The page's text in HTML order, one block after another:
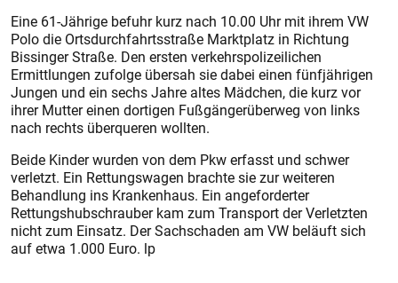
Eine 61-Jährige befuhr kurz nach 10.00 Uhr mit ihrem VW
Polo die Ortsdurchfahrtsstraße Marktplatz in Richtung
Bissinger Straße. Den ersten verkehrspolizeilichen
Ermittlungen zufolge übersah sie dabei einen fünfjährigen
Jungen und ein sechs Jahre altes Mädchen, die kurz vor
ihrer Mutter einen dortigen Fußgängerüberweg von links
nach rechts überqueren wollten.
Beide Kinder wurden von dem Pkw erfasst und schwer
verletzt. Ein Rettungswagen brachte sie zur weiteren
Behandlung ins Krankenhaus. Ein angeforderter
Rettungshubschrauber kam zum Transport der Verletzten
nicht zum Einsatz. Der Sachschaden am VW beläuft sich
auf etwa 1.000 Euro. lp